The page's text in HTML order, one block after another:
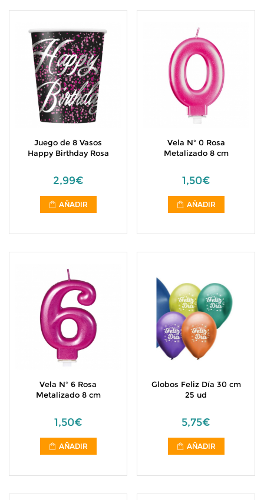
Juego de 8 Vasos
Happy Birthday Rosa
2,99€
AÑADIR
Vela Nº 0 Rosa
Metalizado 8 cm
1,50€
AÑADIR
Vela Nº 6 Rosa
Metalizado 8 cm
1,50€
AÑADIR
Globos Feliz Día 30 cm
25 ud
5,75€
AÑADIR